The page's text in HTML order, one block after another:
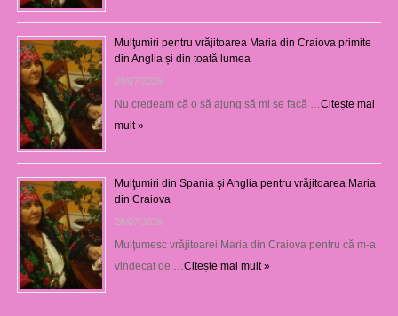
Mulţumiri pentru vrăjitoarea Maria din Craiova primite
din Anglia și din toată lumea
29/07/2026
Nu credeam că o să ajung să mi se facă … Citește mai
mult »
Mulţumiri din Spania şi Anglia pentru vrăjitoarea Maria
din Craiova
28/07/2026
Mulţumesc vrăjitoarei Maria din Craiova pentru că m-a
vindecat de … Citește mai mult »